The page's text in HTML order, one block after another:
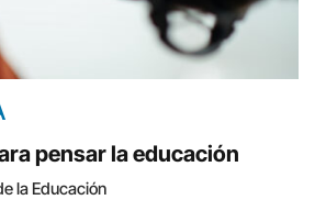
pensar la educación
la Educación